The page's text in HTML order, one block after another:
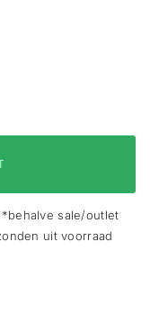
sale/outlet
uit voorraad